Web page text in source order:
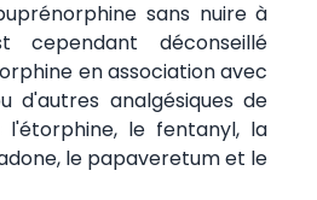
sans nuire à
cependant déconseillé
en association avec
d'autres analgésiques de
le fentanyl, la
le papaveretum et le